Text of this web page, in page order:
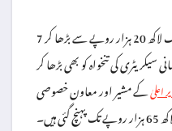
ایک لاکھ 20 ہزار روپے سے بڑھا کر 7
سیکریٹری کی تنخواہ کو بھی بڑھا کر
اعلیٰکے مشیر اور معاون خصوصی